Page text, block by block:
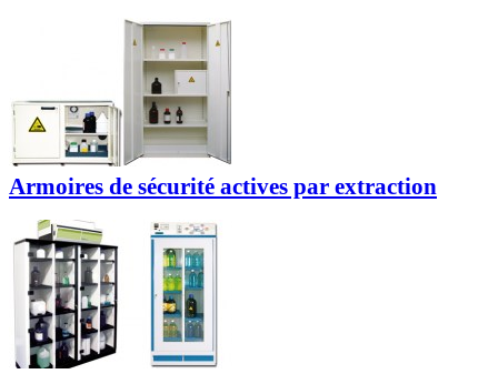
Armoires de sécurité actives par extraction